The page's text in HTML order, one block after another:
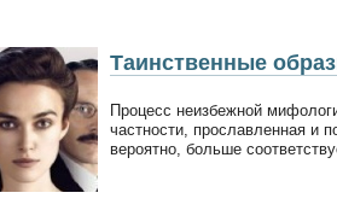
Таинственные
Процесс неизбежной
частности, прославленная и
вероятно, больше